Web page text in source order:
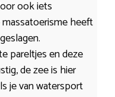
ook iets
heeft
pareltjes en deze
de zee is hier
je van watersport